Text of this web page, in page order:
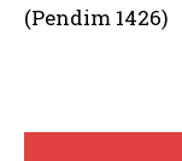
(Pendim 1426)